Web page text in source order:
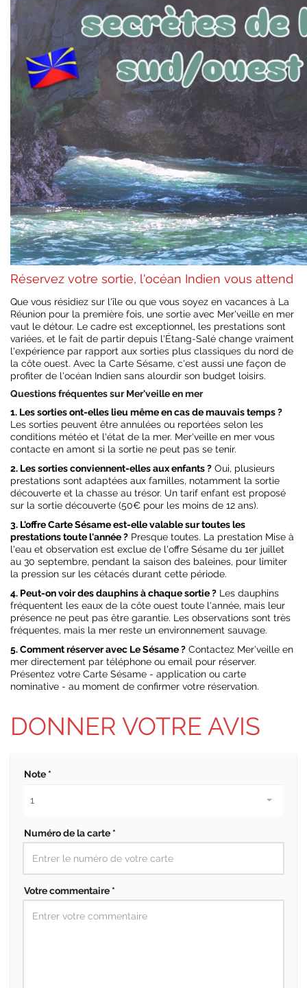
Réservez votre sortie, l'océan Indien vous attend
Que vous résidiez sur l'île ou que vous soyez en vacances à La
Réunion pour la première fois, une sortie avec Mer'veille en mer
vaut le détour. Le cadre est exceptionnel, les prestations sont
variées, et le fait de partir depuis l'Étang-Salé change vraiment
l'expérience par rapport aux sorties plus classiques du nord de
la côte ouest. Avec la Carte Sésame, c'est aussi une façon de
profiter de l'océan Indien sans alourdir son budget loisirs.
Questions fréquentes sur Mer'veille en mer
1. Les sorties ont-elles lieu même en cas de mauvais temps ?
Les sorties peuvent être annulées ou reportées selon les
conditions météo et l'état de la mer. Mer'veille en mer vous
contacte en amont si la sortie ne peut pas se tenir.
2. Les sorties conviennent-elles aux enfants ? Oui, plusieurs
prestations sont adaptées aux familles, notamment la sortie
découverte et la chasse au trésor. Un tarif enfant est proposé
sur la sortie découverte (50€ pour les moins de 12 ans).
3. L'offre Carte Sésame est-elle valable sur toutes les
prestations toute l'année ? Presque toutes. La prestation Mise à
l'eau et observation est exclue de l'offre Sésame du 1er juillet
au 30 septembre, pendant la saison des baleines, pour limiter
la pression sur les cétacés durant cette période.
4. Peut-on voir des dauphins à chaque sortie ? Les dauphins
fréquentent les eaux de la côte ouest toute l'année, mais leur
présence ne peut pas être garantie. Les observations sont très
fréquentes, mais la mer reste un environnement sauvage.
5. Comment réserver avec Le Sésame ? Contactez Mer'veille en
mer directement par téléphone ou email pour réserver.
Présentez votre Carte Sésame - application ou carte
nominative - au moment de confirmer votre réservation.
DONNER VOTRE AVIS
Note *
Numéro de la carte *
Votre commentaire *